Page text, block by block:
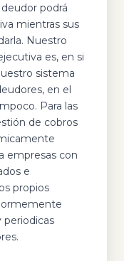
podrá
mientras sus
Nuestro
es, en si
sistema
en el
Para las
de cobros
empresas con
e
propios
periodicas